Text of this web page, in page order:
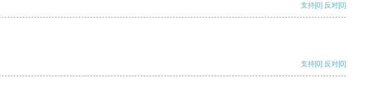
支持[0] 反对[0]
支持[0] 反对[0]